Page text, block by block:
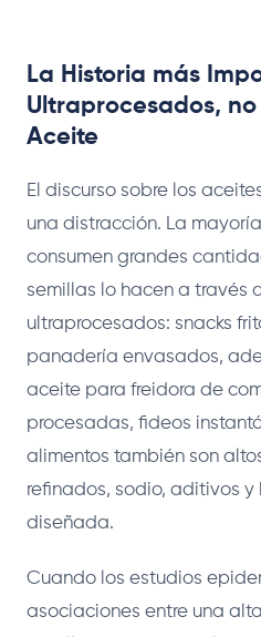
La Historia más
Ultraprocesados,
Aceite
El discurso sobre los
una distracción. La
consumen grandes
semillas lo hacen a través
ultraprocesados: snacks
panadería envasados,
aceite para freidora de
procesadas, fideos
alimentos también son
refinados, sodio, aditivos
diseñada.
Cuando los estudios
asociaciones entre una